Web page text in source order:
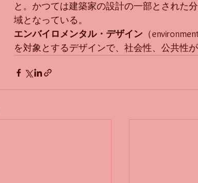
と。かつては建築家の設計の一部とされた
域となっている。
エンバイロメンタル・デザイン （
を対象とするデザインで、社会性、公共性が